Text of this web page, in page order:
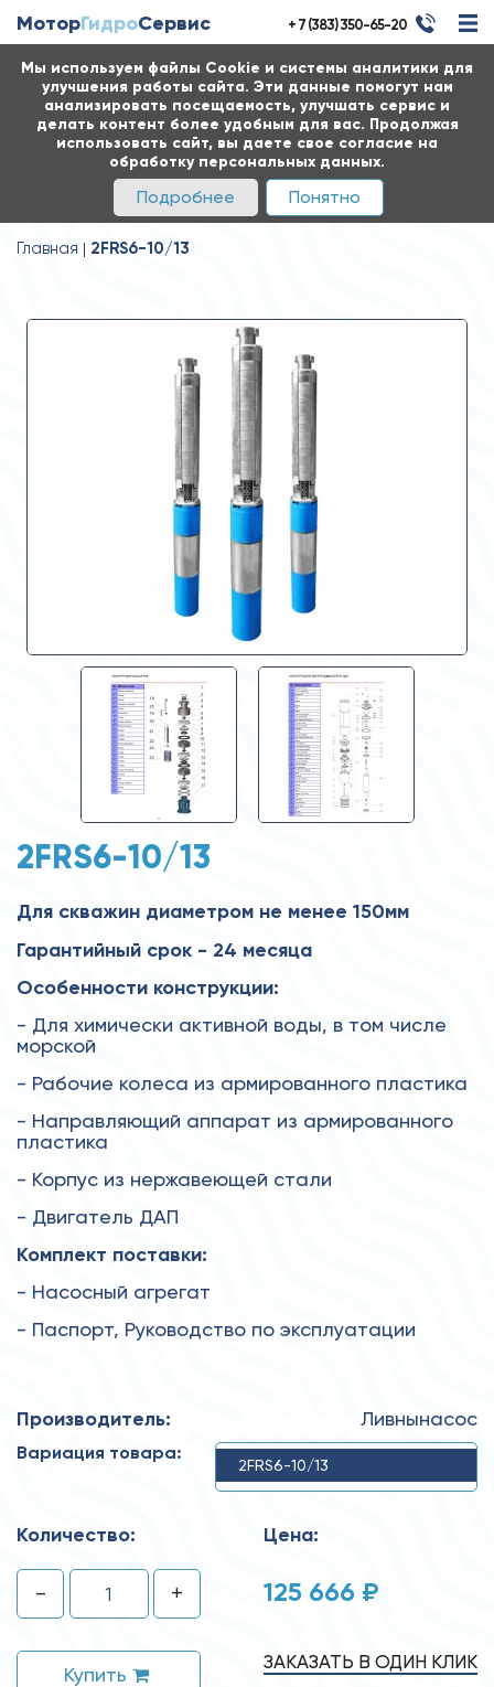
Мы используем файлы Cookie и системы аналитики для
улучшения работы сайта. Эти данные помогут нам
анализировать посещаемость, улучшать сервис и
делать контент более удобным для вас. Продолжая
использовать сайт, вы даете свое согласие на
обработку персональных данных.
Подробнее Понятно
МоторГидроСервис + 7 (383) 350-65-20
Главная 2FRS6-10/13
2FRS6-10/13
Для скважин диаметром не менее 150мм
Гарантийный срок - 24 месяца
Особенности конструкции:
- Для химически активной воды, в том числе
морской
- Рабочие колеса из армированного пластика
- Направляющий аппарат из армированного
пластика
- Корпус из нержавеющей стали
- Двигатель ДАП
Комплект поставки:
- Насосный агрегат
- Паспорт, Руководство по эксплуатации
Производитель: Ливнынасос
Вариация товара:
2FRS6-10/13
Количество:
- +
Купить
Цена:
125 666 ₽
ЗАКАЗАТЬ В ОДИН КЛИК